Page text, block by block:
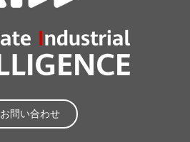
お問い合わせ